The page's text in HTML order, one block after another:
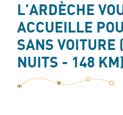
L’ARDÈCHE
ACCUEILLE
SANS VOITURE
NUITS - 148 KM)